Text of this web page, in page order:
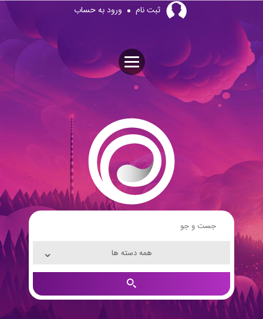
content
ثبت نام ورود به حساب